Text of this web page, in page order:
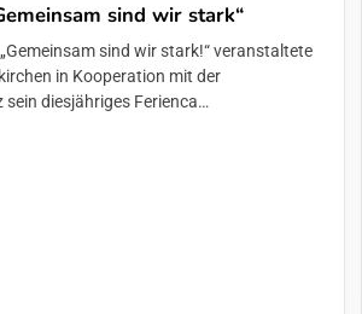
sind wir stark“
sind wir stark!“ veranstaltete
in Kooperation mit der
diesjähriges Ferienca…